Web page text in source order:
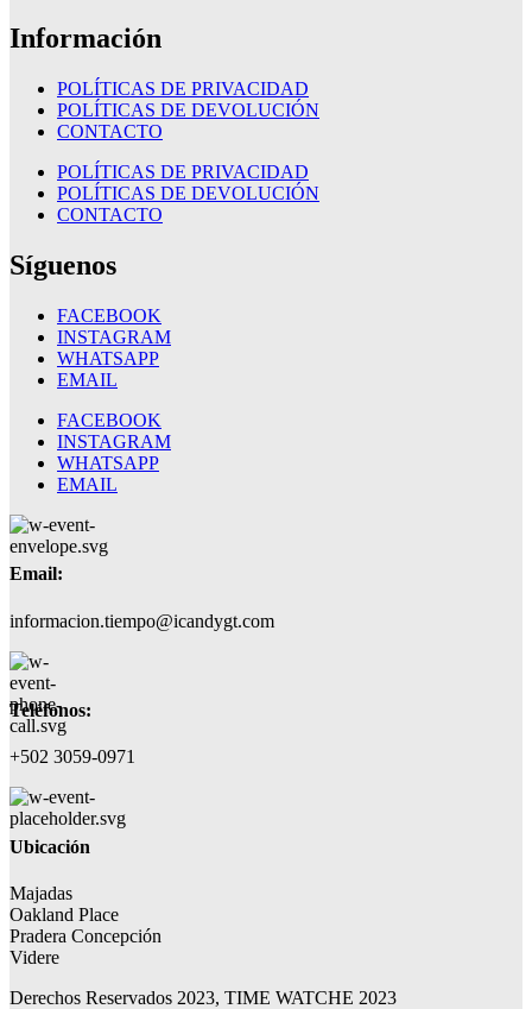
Información
POLÍTICAS DE PRIVACIDAD
POLÍTICAS DE DEVOLUCIÓN
CONTACTO
POLÍTICAS DE PRIVACIDAD
POLÍTICAS DE DEVOLUCIÓN
CONTACTO
Síguenos
FACEBOOK
INSTAGRAM
WHATSAPP
EMAIL
FACEBOOK
INSTAGRAM
WHATSAPP
EMAIL
Email:
informacion.tiempo@icandygt.com
Teléfonos:
+502 3059-0971
Ubicación
Majadas
Oakland Place
Pradera Concepción
Videre
Derechos Reservados 2023, TIME WATCHE 2023